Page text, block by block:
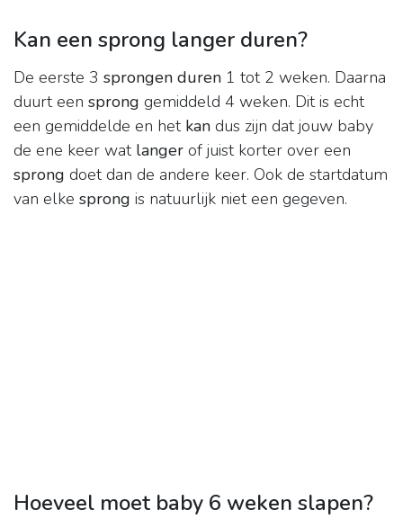
Kan een sprong langer duren?
De eerste 3 sprongen duren 1 tot 2 weken. Daarna
duurt een sprong gemiddeld 4 weken. Dit is echt
een gemiddelde en het kan dus zijn dat jouw baby
de ene keer wat langer of juist korter over een
sprong doet dan de andere keer. Ook de startdatum
van elke sprong is natuurlijk niet een gegeven.
Hoeveel moet baby 6 weken slapen?